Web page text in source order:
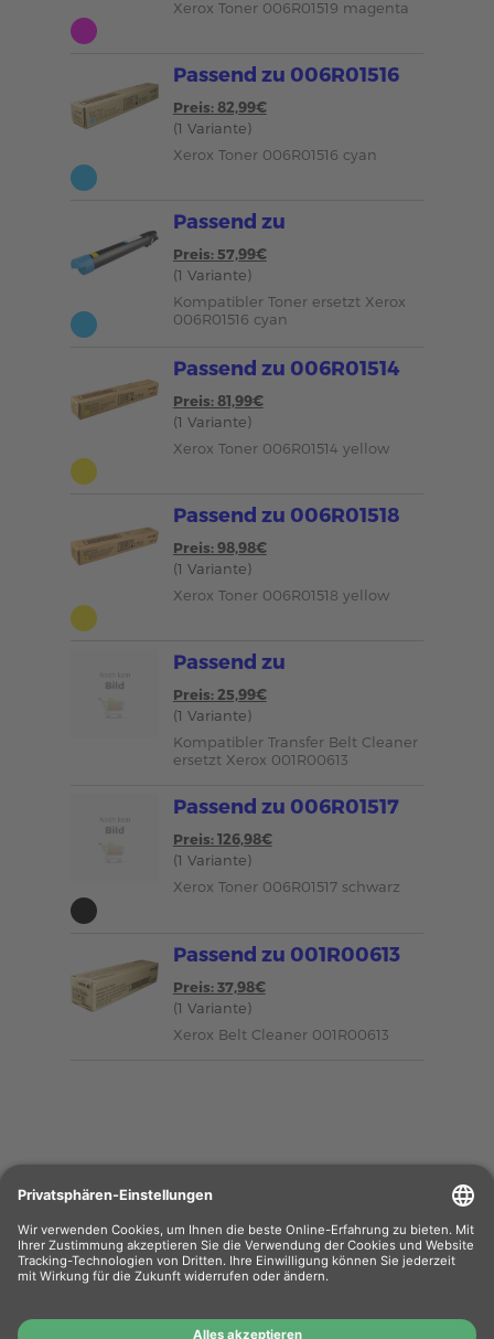
Xerox Toner 006R01519 magenta
Passend zu 006R01516
Preis: 82,99€
(1 Variante)
Xerox Toner 006R01516 cyan
Passend zu
Preis: 57,99€
(1 Variante)
Kompatibler Toner ersetzt Xerox
006R01516 cyan
Passend zu 006R01514
Preis: 81,99€
(1 Variante)
Xerox Toner 006R01514 yellow
Passend zu 006R01518
Preis: 98,98€
(1 Variante)
Xerox Toner 006R01518 yellow
Passend zu
Preis: 25,99€
(1 Variante)
Kompatibler Transfer Belt Cleaner
ersetzt Xerox 001R00613
Passend zu 006R01517
Preis: 126,98€
(1 Variante)
Xerox Toner 006R01517 schwarz
Passend zu 001R00613
Preis: 37,98€
(1 Variante)
Xerox Belt Cleaner 001R00613